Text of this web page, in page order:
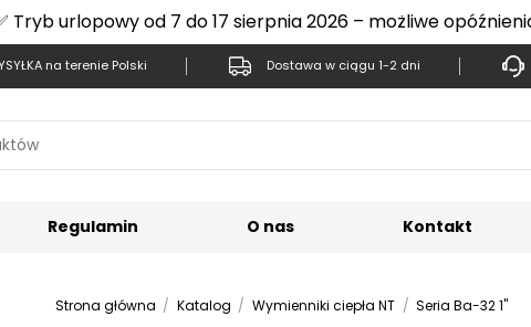
Tryb urlopowy od 7 do 17 sierpnia 2026 – możliwe
na terenie Polski Dostawa w ciągu 1-2 dni
Regulamin O nas Kontakt
Strona główna Katalog Wymienniki ciepła NT Seria Ba-32 1"